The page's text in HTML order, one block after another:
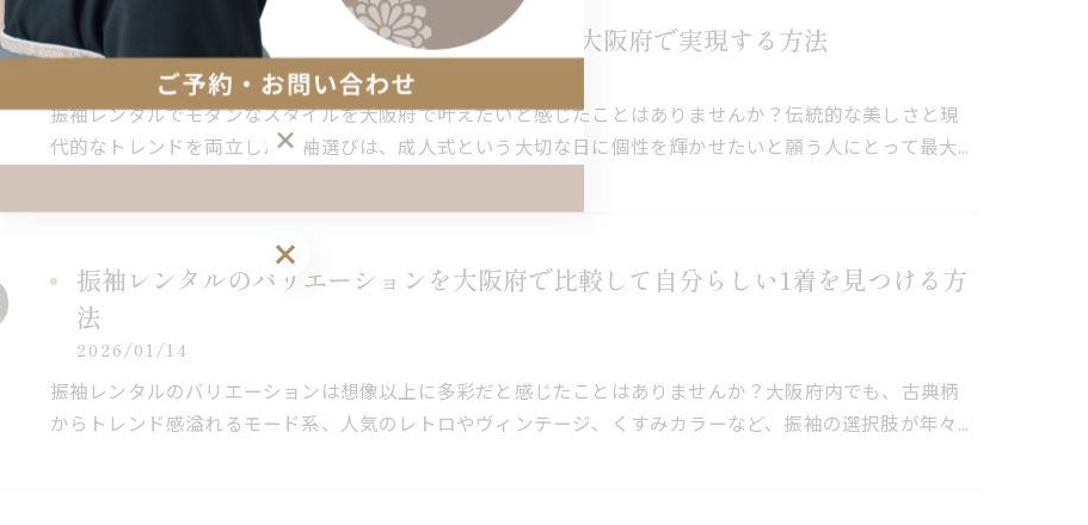
振袖レンタルで叶えるモダンな自分らしさを大阪府で実現する方法
2026/01/15
振袖レンタルでモダンなスタイルを大阪府で叶えたいと感じたことはありませんか？伝統的な美しさと現
代的なトレンドを両立した振袖選びは、成人式という大切な日に個性を輝かせたいと願う人にとって最大…
振袖レンタルのバリエーションを大阪府で比較して自分らしい1着を見つける方
法
2026/01/14
振袖レンタルのバリエーションは想像以上に多彩だと感じたことはありませんか？大阪府内でも、古典柄
からトレンド感溢れるモード系、人気のレトロやヴィンテージ、くすみカラーなど、振袖の選択肢が年々…